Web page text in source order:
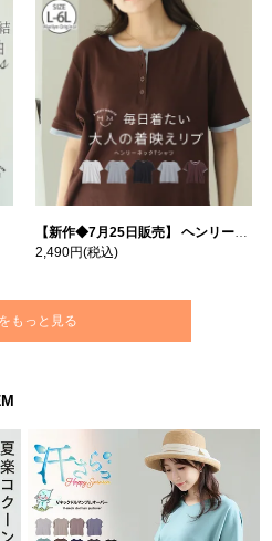
【新作◆7月25日販売】 ヘンリーネック テレコ トップス | 大きいサイズの通販ならハッピーマリリン
2,490円(税込)
もっと見る